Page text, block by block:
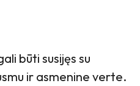
būti susijęs su
ir asmenine verte.